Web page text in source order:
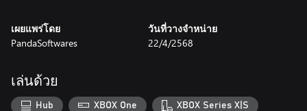
🛑 No Data Collection, No In‑App Purchases, No Hidden Fees:
🎮 PC & Xbox Ready: Seamless mouse, keyboard, and controller
support.
เผยแพร่โดย
PandaSoftwares
วันที่วางจำหน่าย
22/4/2568
เล่นด้วย
Hub XBOX One XBOX Series X|S